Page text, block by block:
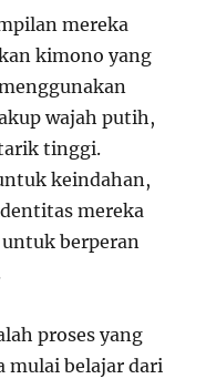
mereka
kimono yang
wajah putih,
tinggi.
keindahan,
mereka
berperan
proses yang
mulai belajar dari